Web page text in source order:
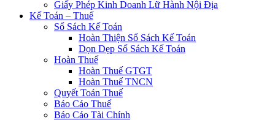
Giấy Phép Kinh Doanh Lữ Hành Nội Địa
Kế Toán – Thuế
Sổ Sách Kế Toán
Hoàn Thiện Sổ Sách Kế Toán
Dọn Dẹp Sổ Sách Kế Toán
Hoàn Thuế
Hoàn Thuế GTGT
Hoàn Thuế TNCN
Quyết Toán Thuế
Báo Cáo Thuế
Báo Cáo Tài Chính